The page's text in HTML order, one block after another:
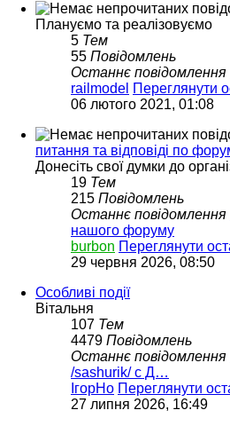
Плануємо та реалізовуємо
5 Тем
55 Повідомлень
Останнє повідомлення
railmodel
Переглянути
06 лютого 2021, 01:08
питання та відповіді по
Донесіть свої думки до
19 Тем
215 Повідомлень
Останнє повідомлення
нашого форуму
burbon Переглянути
29 червня 2026, 08:50
Особливі події
Вітальня
107 Тем
4479 Повідомлень
Останнє повідомлення
/sashurik/ с Д…
ІгорНо Переглянути
27 липня 2026, 16:49